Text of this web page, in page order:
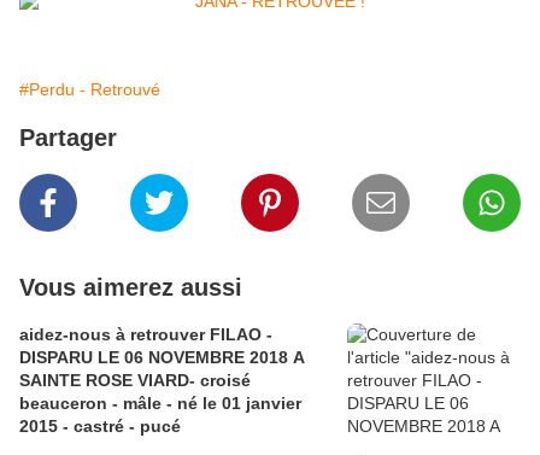
#Perdu - Retrouvé
Partager
Vous aimerez aussi
aidez-nous à retrouver FILAO -
DISPARU LE 06 NOVEMBRE 2018 A
SAINTE ROSE VIARD- croisé
beauceron - mâle - né le 01 janvier
2015 - castré - pucé